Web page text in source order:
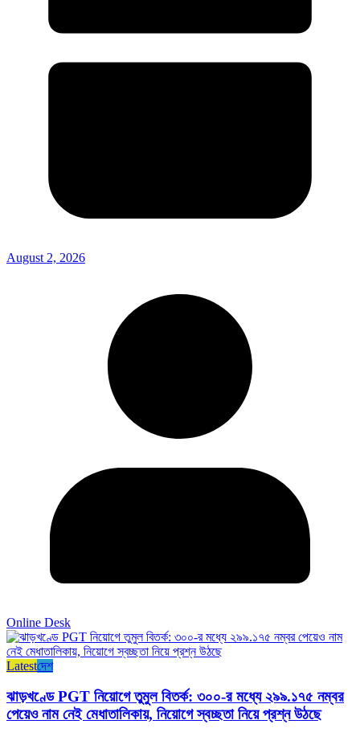
August 2, 2026
Online Desk
Latestদেশ
ঝাড়খণ্ডে PGT নিয়োগে তুমুল বিতর্ক: ৩০০-র মধ্যে ২৯৯.১৭৫ নম্বর
পেয়েও নাম নেই মেধাতালিকায়, নিয়োগে স্বচ্ছতা নিয়ে প্রশ্ন উঠছে